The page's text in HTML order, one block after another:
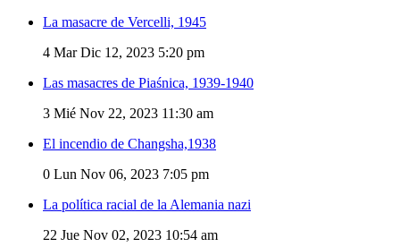
La masacre de Vercelli, 1945
4 Mar Dic 12, 2023 5:20 pm
Las masacres de Piaśnica, 1939-1940
3 Mié Nov 22, 2023 11:30 am
El incendio de Changsha,1938
0 Lun Nov 06, 2023 7:05 pm
La política racial de la Alemania nazi
22 Jue Nov 02, 2023 10:54 am